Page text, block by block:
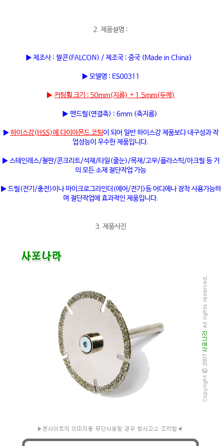
2. 제품설명 :
▶ 제조사 : 팔콘(FALCON) / 제조국 : 중국 (Made in China)
▶ 모델명 : ES00311
▶ 커팅휠 크기 : 50mm(지름) + 1.5mm(두께)
▶ 맨드릴(연결축) : 6mm (축지름)
▶하이스강(HSS)에 다이아몬드 코팅이 되어 일반 하이스강 제품보다 내구성과 작
업성능이 우수한 제품입니다.
▶ 스테인레스/철판/콘크리트/석재/타일(줄눈)/목재/고무/플라스틱/아크릴 등 거
의 모든 소재 절단작업 가능
▶ 드릴(전기/충전)이나 마이크로그라인더(에어/전기)등 어디에나 장착 사용가능하
며 절단작업에 효과적인 제품입니다.
3. 제품사진